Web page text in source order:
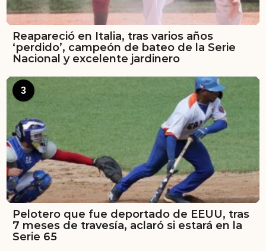
Reapareció en Italia, tras varios años
‘perdido’, campeón de bateo de la Serie
Nacional y excelente jardinero
3
Pelotero que fue deportado de EEUU, tras
7 meses de travesía, aclaró si estará en la
Serie 65